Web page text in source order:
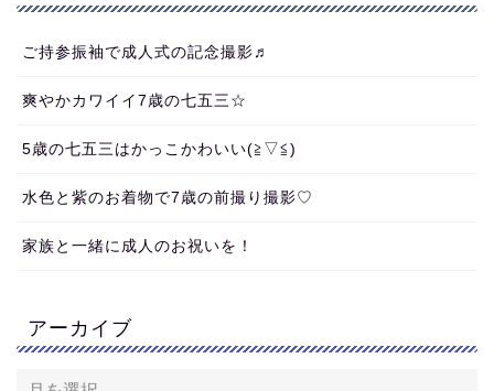
ご持参振袖で成人式の記念撮影♬
爽やかカワイイ7歳の七五三☆
5歳の七五三はかっこかわいい(≧▽≦)
水色と紫のお着物で7歳の前撮り撮影♡
家族と一緒に成人のお祝いを！
アーカイブ